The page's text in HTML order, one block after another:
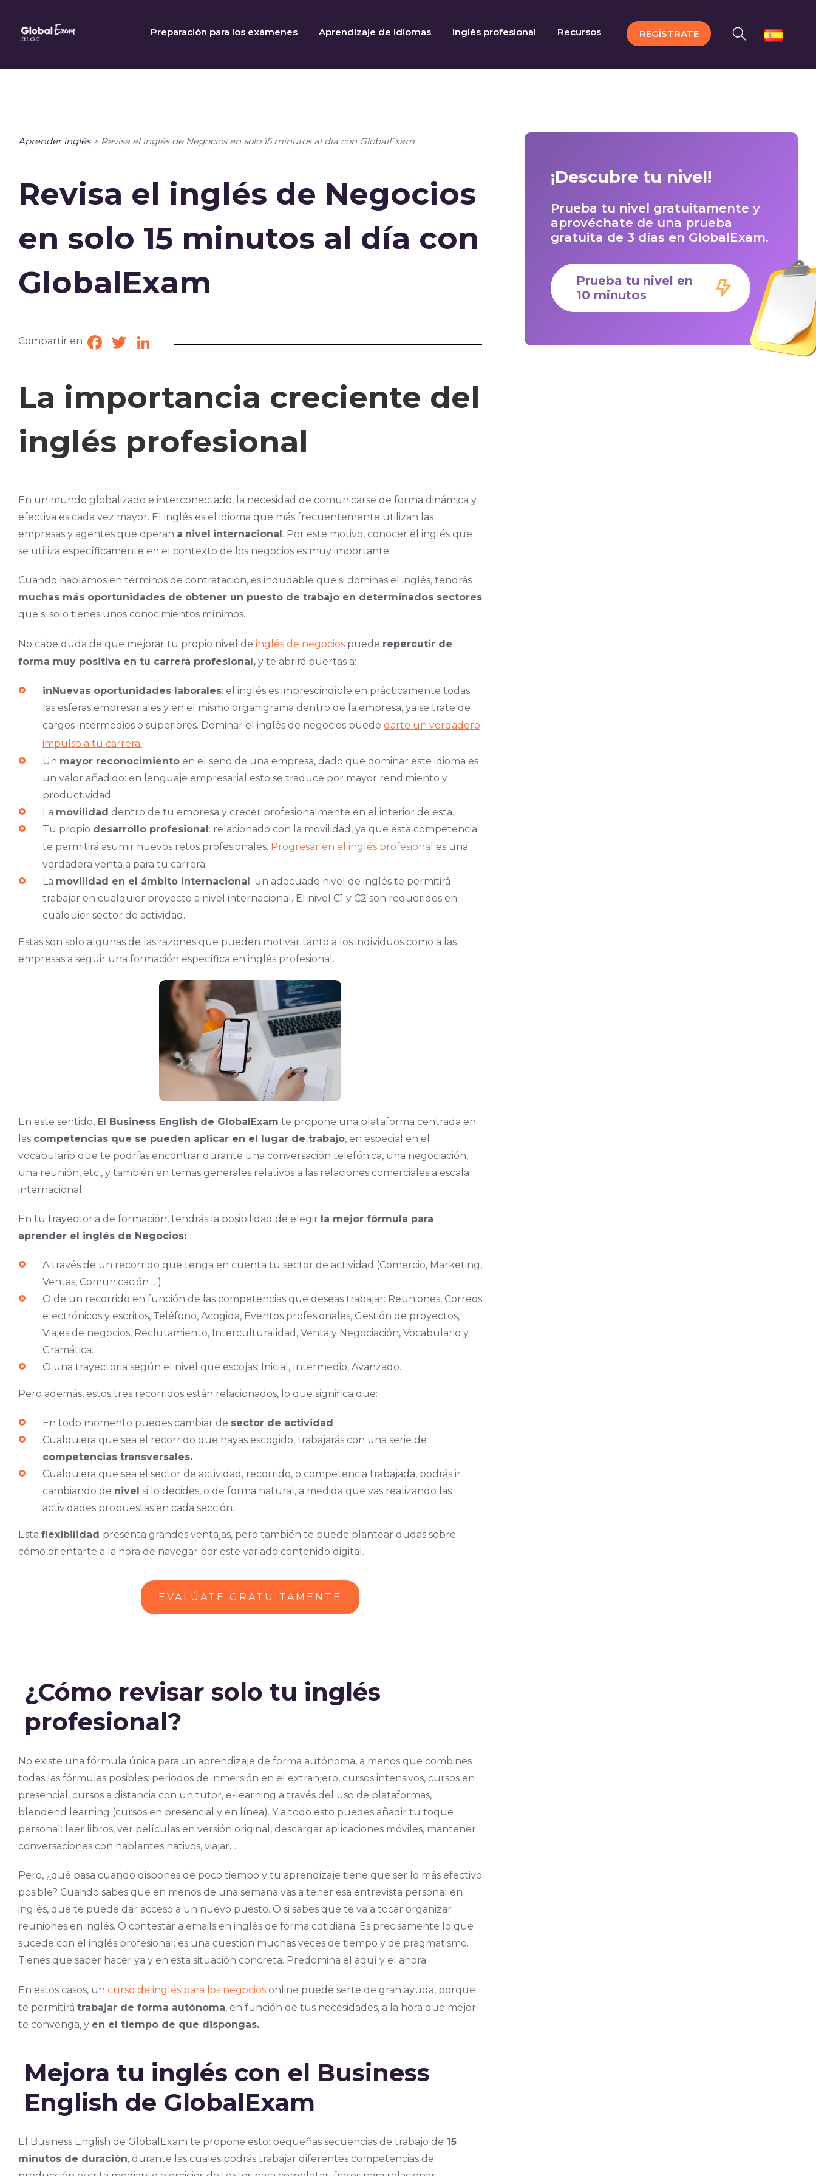
content
Preparación para los exámenes Aprendizaje de idiomas Inglés profesional Recursos REGÍSTRATE
Aprender inglés> Revisa el inglés de Negocios en solo 15 minutos al día con GlobalExam
Revisa el inglés de Negocios
en solo 15 minutos al día con
GlobalExam
Compartir en Facebook
TwitterLinkedIn
La importancia creciente del
inglés profesional
En un mundo globalizado e interconectado, la necesidad de comunicarse de forma dinámica y
efectiva es cada vez mayor. El inglés es el idioma que más frecuentemente utilizan las
empresas y agentes que operan a nivel internacional. Por este motivo, conocer el inglés que
se utiliza específicamente en el contexto de los negocios es muy importante.
Cuando hablamos en términos de contratación, es indudable que si dominas el inglés, tendrás
muchas más oportunidades de obtener un puesto de trabajo en determinados sectores
que si solo tienes unos conocimientos mínimos.
No cabe duda de que mejorar tu propio nivel de inglés de negocios puede repercutir de
forma muy positiva en tu carrera profesional, y te abrirá puertas a:
inNuevas oportunidades laborales: el inglés es imprescindible en prácticamente todas
las esferas empresariales y en el mismo organigrama dentro de la empresa, ya se trate de
cargos intermedios o superiores. Dominar el inglés de negocios puede darte un verdadero
impulso a tu carrera.
Un mayor reconocimiento en el seno de una empresa, dado que dominar este idioma es
un valor añadido: en lenguaje empresarial esto se traduce por mayor rendimiento y
productividad.
La movilidad dentro de tu empresa y crecer profesionalmente en el interior de esta.
Tu propio desarrollo profesional: relacionado con la movilidad, ya que esta competencia
te permitirá asumir nuevos retos profesionales. Progresar en el inglés profesional es una
verdadera ventaja para tu carrera.
La movilidad en el ámbito internacional: un adecuado nivel de inglés te permitirá
trabajar en cualquier proyecto a nivel internacional. El nivel C1 y C2 son requeridos en
cualquier sector de actividad.
Estas son solo algunas de las razones que pueden motivar tanto a los individuos como a las
empresas a seguir una formación específica en inglés profesional.
En este sentido, El Business English de GlobalExam te propone una plataforma centrada en
las competencias que se pueden aplicar en el lugar de trabajo, en especial en el
vocabulario que te podrías encontrar durante una conversación telefónica, una negociación,
una reunión, etc., y también en temas generales relativos a las relaciones comerciales a escala
internacional.
En tu trayectoria de formación, tendrás la posibilidad de elegir la mejor fórmula para
aprender el inglés de Negocios:
A través de un recorrido que tenga en cuenta tu sector de actividad (Comercio, Marketing,
Ventas, Comunicación …)
O de un recorrido en función de las competencias que deseas trabajar: Reuniones, Correos
electrónicos y escritos, Teléfono, Acogida, Eventos profesionales, Gestión de proyectos,
Viajes de negocios, Reclutamiento, Interculturalidad, Venta y Negociación, Vocabulario y
Gramática.
O una trayectoria según el nivel que escojas: Inicial, Intermedio, Avanzado.
Pero además, estos tres recorridos están relacionados, lo que significa que:
En todo momento puedes cambiar de sector de actividad
Cualquiera que sea el recorrido que hayas escogido, trabajarás con una serie de
competencias transversales.
Cualquiera que sea el sector de actividad, recorrido, o competencia trabajada, podrás ir
cambiando de nivel si lo decides, o de forma natural, a medida que vas realizando las
actividades propuestas en cada sección.
Esta flexibilidad presenta grandes ventajas, pero también te puede plantear dudas sobre
cómo orientarte a la hora de navegar por este variado contenido digital.
EVALÚATE GRATUITAMENTE
¿Cómo revisar solo tu inglés
profesional?
No existe una fórmula única para un aprendizaje de forma autónoma, a menos que combines
todas las fórmulas posibles: periodos de inmersión en el extranjero, cursos intensivos, cursos en
presencial, cursos a distancia con un tutor, e-learning a través del uso de plataformas,
blendend learning (cursos en presencial y en línea). Y a todo esto puedes añadir tu toque
personal: leer libros, ver películas en versión original, descargar aplicaciones móviles, mantener
conversaciones con hablantes nativos, viajar…
Pero, ¿qué pasa cuando dispones de poco tiempo y tu aprendizaje tiene que ser lo más efectivo
posible? Cuando sabes que en menos de una semana vas a tener esa entrevista personal en
inglés, que te puede dar acceso a un nuevo puesto. O si sabes que te va a tocar organizar
reuniones en inglés. O contestar a emails en inglés de forma cotidiana. Es precisamente lo que
sucede con el inglés profesional: es una cuestión muchas veces de tiempo y de pragmatismo.
Tienes que saber hacer ya y en esta situación concreta. Predomina el aquí y el ahora.
En estos casos, un curso de inglés para los negocios online puede serte de gran ayuda, porque
te permitirá trabajar de forma autónoma, en función de tus necesidades, a la hora que mejor
te convenga, y en el tiempo de que dispongas.
Mejora tu inglés con el Business
English de GlobalExam
El Business English de GlobalExam te propone esto: pequeñas secuencias de trabajo de 15
minutos de duración, durante las cuales podrás trabajar diferentes competencias de
¡Descubre tu nivel!
Prueba tu nivel gratuitamente y
aprovéchate de una prueba
gratuita de 3 días en GlobalExam.
Prueba tu nivel en
10 minutos